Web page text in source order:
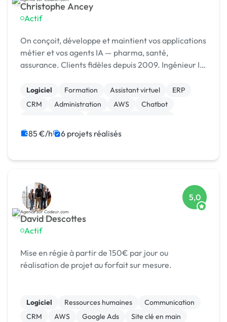
Christophe Ancey
Actif
On conçoit, développe et maintient vos applications
métier et vos agents IA — pharma, santé,
assurance. Clients fidèles depuis 2009. Ingénieur IA
Logiciel Formation Assistant virtuel
ERP
CRM
Administration AWS
Chatbot
85 €/h 6 projets réalisés
David Descottes
Actif
5,0
Mise en régie à partir de 150€ par jour ou
réalisation de projet au forfait sur mesure.
Logiciel Ressources humaines
Communication
CRM
AWS Google Ads
Site clé en main